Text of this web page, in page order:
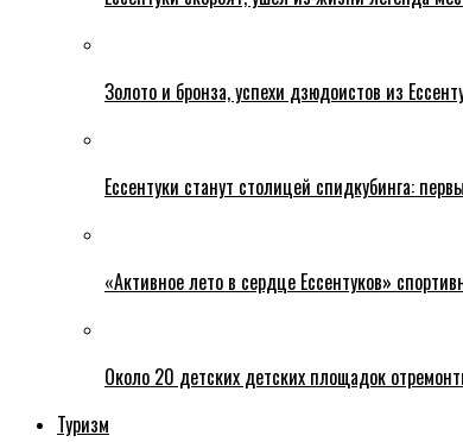
Золото и бронза, успехи дзюдоистов из
Ессентуки станут столицей спидкубинга:
«Активное лето в сердце Ессентуков»
Около 20 детских детских площадок
Туризм